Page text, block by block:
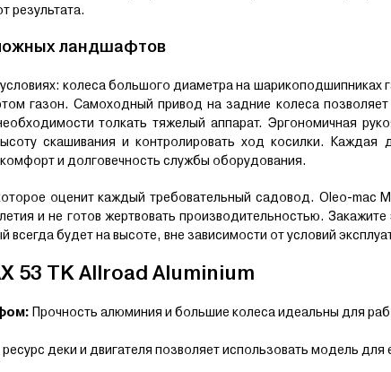
результата.
ландшафтов
колеса большого диаметра на шарикоподшипниках
газон. Самоходный привод на задние колеса позволяет
толкать тяжелый аппарат. Эргономичная
скашивания и контролировать ход косилки.
и долговечность службы оборудования.
оценит каждый требовательный садовод. Oleo-mac
и не готов жертвовать производительностью.
всегда будет на высоте, вне зависимости от условий
53 TK Allroad Aluminium
Прочность алюминия и большие колеса идеальны для
деки и двигателя позволяет использовать модель для